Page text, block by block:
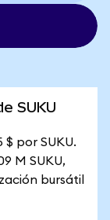
SUKU
$ por SUKU.
M SUKU,
bursátil